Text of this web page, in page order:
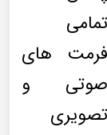
تمامی
فرمت های
صوتی و
تصویری